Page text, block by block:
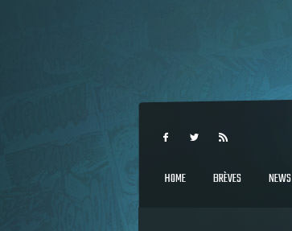
HOME BRÈVES NEWS